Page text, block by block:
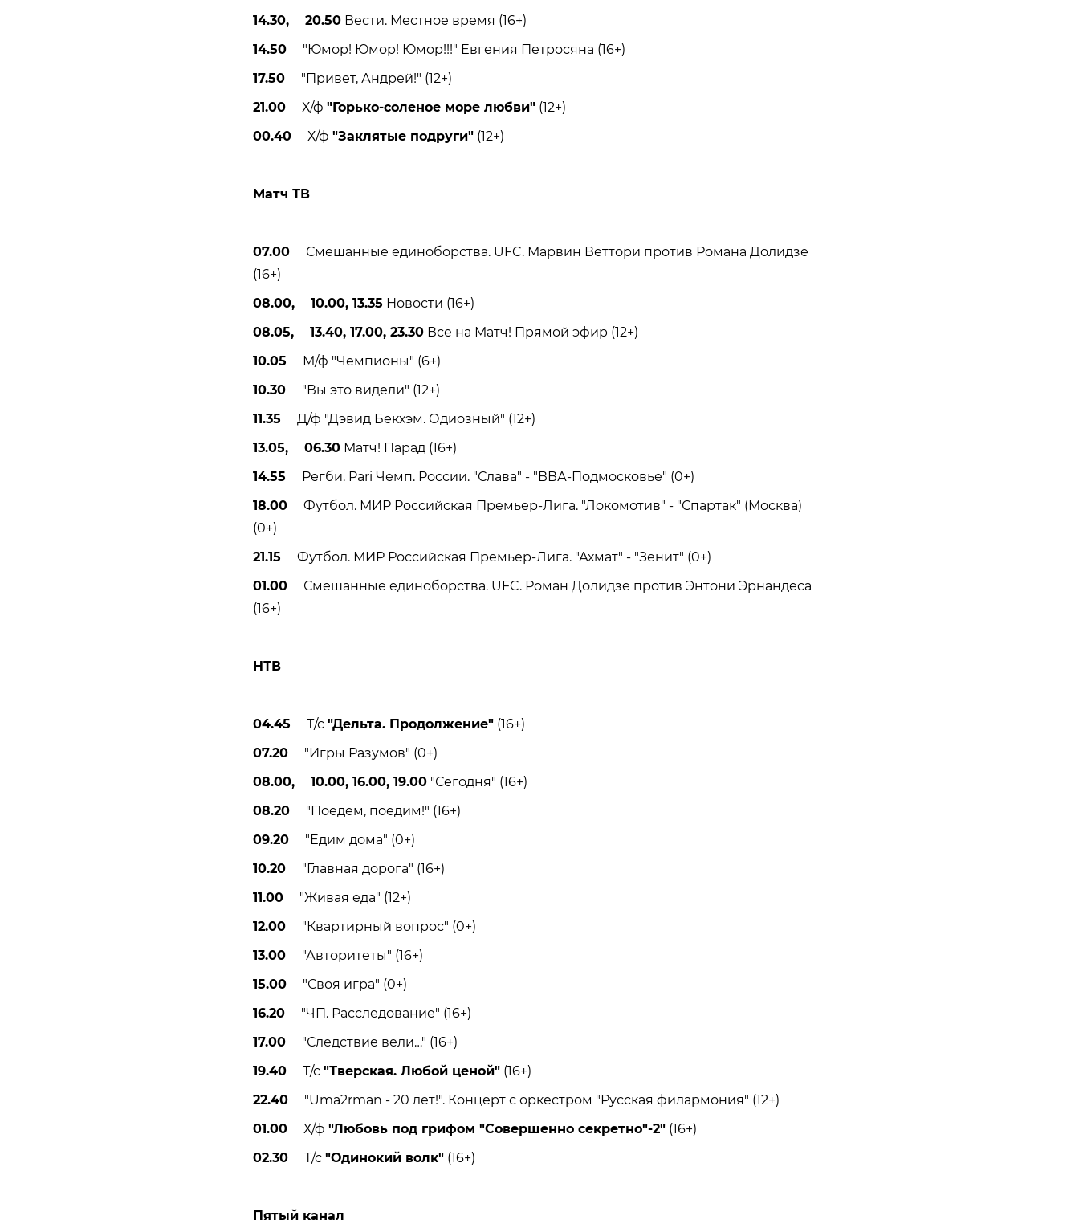
14.30, 20.50Вести. Местное время (16+)
14.50"Юмор! Юмор! Юмор!!!" Евгения Петросяна (16+)
17.50"Привет, Андрей!" (12+)
21.00Х/ф "Горько-соленое море любви"(12+)
00.40Х/ф "Заклятые подруги"(12+)
Матч ТВ
07.00Смешанные единоборства. UFC. Марвин Веттори против Романа Долидзе
(16+)
08.00, 10.00, 13.35 Новости (16+)
08.05, 13.40, 17.00, 23.30Все на Матч! Прямой эфир (12+)
10.05 М/ф "Чемпионы" (6+)
10.30"Вы это видели" (12+)
11.35 Д/ф "Дэвид Бекхэм. Одиозный" (12+)
13.05, 06.30Матч! Парад (16+)
14.55 Регби. Pari Чемп. России. "Слава" - "ВВА-Подмосковье" (0+)
18.00Футбол. МИР Российская Премьер-Лига. "Локомотив" - "Спартак" (Москва)
(0+)
21.15 Футбол. МИР Российская Премьер-Лига. "Ахмат" - "Зенит" (0+)
01.00Смешанные единоборства. UFC. Роман Долидзе против Энтони Эрнандеса
(16+)
НТВ
04.45 Т/с "Дельта. Продолжение"(16+)
07.20"Игры Разумов" (0+)
08.00, 10.00, 16.00, 19.00"Сегодня" (16+)
08.20"Поедем, поедим!" (16+)
09.20"Едим дома" (0+)
10.20"Главная дорога" (16+)
11.00"Живая еда" (12+)
12.00"Квартирный вопрос" (0+)
13.00"Авторитеты" (16+)
15.00"Своя игра" (0+)
16.20"ЧП. Расследование" (16+)
17.00"Следствие вели…" (16+)
19.40Т/с "Тверская. Любой ценой"(16+)
22.40"Uma2rman - 20 лет!". Концерт с оркестром "Русская филармония" (12+)
01.00Х/ф "Любовь под грифом "Совершенно секретно"-2"(16+)
02.30Т/с "Одинокий волк"(16+)
Пятый канал